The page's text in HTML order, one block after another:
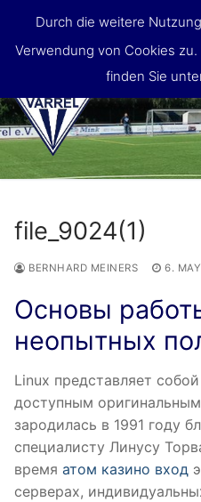
content
file_9024(1)
BERNHARD MEINERS 6.
Основы
неопытных
Linux представляет
доступным
зародилась в 1991 году
специалисту Линусу
время атом казино вход
серверах,
Durch die weitere
Verwendung von Cookies zu.
finden Sie